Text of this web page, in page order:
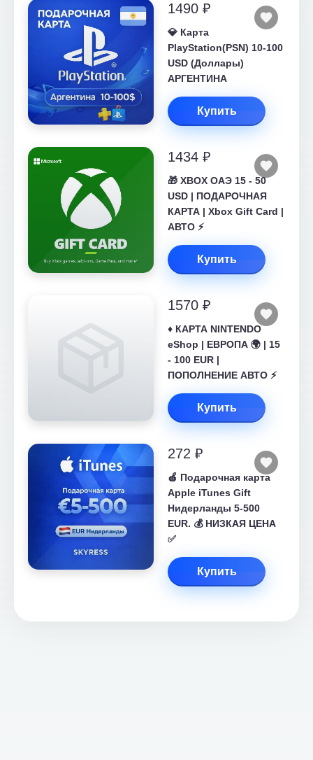
1490 ₽
💎 Карта
PlayStation(PSN) 10-100
USD (Доллары)
АРГЕНТИНА
Купить
1434 ₽
🎁 XBOX ОАЭ 15 - 50
USD | ПОДАРОЧНАЯ
КАРТА | Xbox Gift Card |
АВТО ⚡
Купить
1570 ₽
♦️ КАРТА NINTENDO
eShop | ЕВРОПА 🌍 | 15
- 100 EUR |
ПОПОЛНЕНИЕ АВТО ⚡
Купить
272 ₽
🍎 Подарочная карта
Apple iTunes Gift
Нидерланды 5-500
EUR. 💰 НИЗКАЯ ЦЕНА
✅
Купить